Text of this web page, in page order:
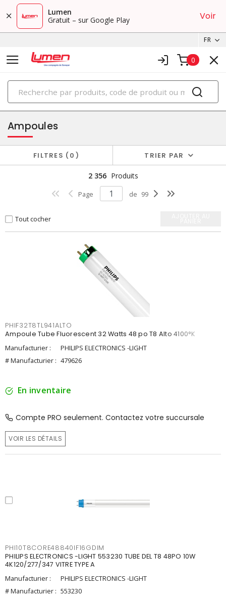
Lumen
Gratuit – sur Google Play
Voir
FR
0
PRODUITS
éclairage
Ampoules
FILTRES 0 TRIER PAR
2 356 Produits
Page de 99
Tout cocher
PHIF32T8TL941ALTO
Ampoule Tube Fluorescent 32 Watts 48 po T8 Alto 4100°K
Manufacturier :
PHILIPS ELECTRONICS -LIGHT
# Manufacturier : 479626
En inventaire
Compte PRO seulement. Contactez votre succursale
VOIR LES DÉTAILS
PHI10T8CORE48840IF16GDIM
PHILIPS ELECTRONICS -LIGHT 553230 TUBE DEL T8 48PO 10W
4K120/277/347 VITRE TYPE A
Manufacturier :
PHILIPS ELECTRONICS -LIGHT
# Manufacturier : 553230